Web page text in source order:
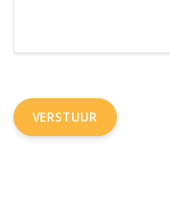
VERSTUUR